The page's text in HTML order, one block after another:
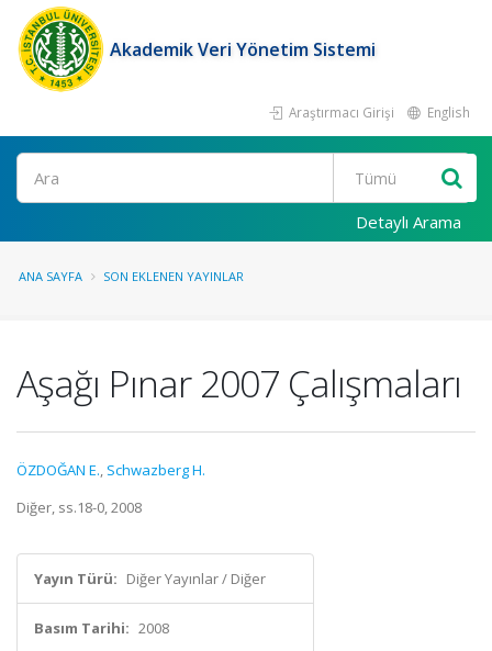
Akademik Veri Yönetim Sistemi
Araştırmacı Girişi English
Ara
Detaylı Arama
ANA SAYFA SON EKLENEN YAYINLAR
Aşağı Pınar 2007 Çalışmaları
ÖZDOĞAN E., Schwazberg H.
Diğer, ss.18-0, 2008
Yayın Türü: Diğer Yayınlar / Diğer
Basım Tarihi: 2008